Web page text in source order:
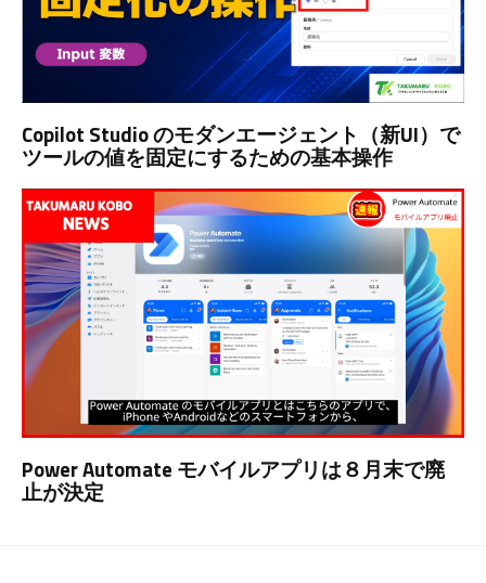
Copilot Studio のモダンエージェント（新UI）で
ツールの値を固定にするための基本操作
Power Automate モバイルアプリは８月末で廃
止が決定